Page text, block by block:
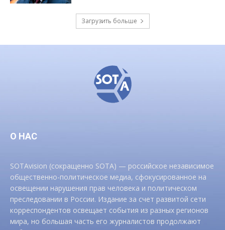
Загрузить больше
О НАС
SOTAvision (сокращенно SOTA) — российское независимое
общественно-политическое медиа, сфокусированное на
освещении нарушения прав человека и политическом
преследовании в России. Издание за счет развитой сети
корреспондентов освещает события из разных регионов
мира, но большая часть его журналистов продолжают